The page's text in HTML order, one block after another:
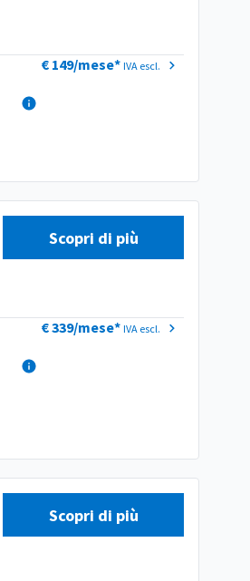
€ 149/mese* IVA escl.
Scopri di più
€ 339/mese* IVA escl.
Scopri di più